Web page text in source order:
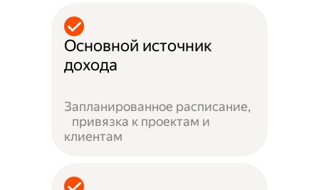
Основной источник
дохода
Запланированное расписание,
привязка к проектам и
клиентам